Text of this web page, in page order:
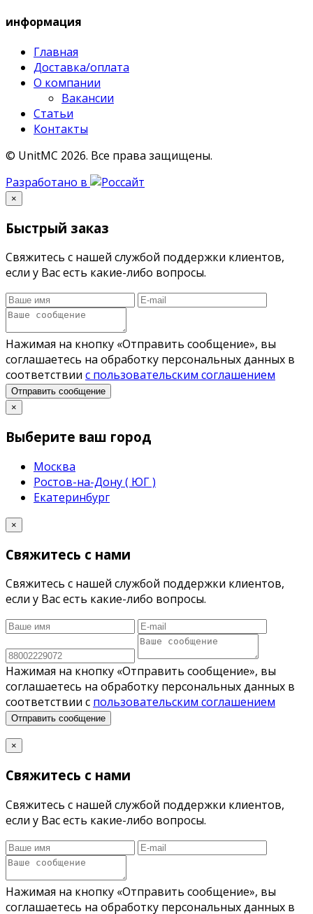
информация
Главная
Доставка/оплата
О компании
Вакансии
Статьи
Контакты
© UnitMC 2026. Все права защищены.
Разработано в
×
Быстрый заказ
Свяжитесь с нашей службой поддержки клиентов,
если у Вас есть какие-либо вопросы.
Нажимая на кнопку «Отправить сообщение», вы
соглашаетесь на обработку персональных данных в
соответствии с пользовательским соглашением
Отправить сообщение
×
Выберите ваш город
Москва
Ростов-на-Дону ( ЮГ )
Екатеринбург
×
Свяжитесь с нами
Свяжитесь с нашей службой поддержки клиентов,
если у Вас есть какие-либо вопросы.
Нажимая на кнопку «Отправить сообщение», вы
соглашаетесь на обработку персональных данных в
соответствии с пользовательским соглашением
Отправить сообщение
×
Свяжитесь с нами
Свяжитесь с нашей службой поддержки клиентов,
если у Вас есть какие-либо вопросы.
Нажимая на кнопку «Отправить сообщение», вы
соглашаетесь на обработку персональных данных в